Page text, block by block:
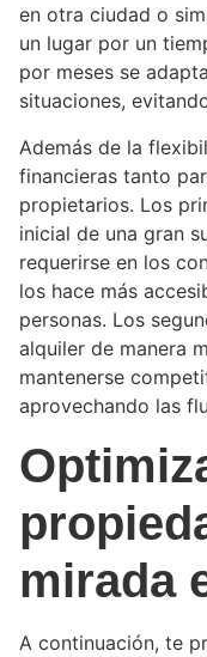
en otra ciudad o
un lugar por un
por meses se
situaciones,
Además de la
financieras tanto
propietarios. Los
inicial de una gran
requerirse en los
los hace más
personas. Los
alquiler de manera
mantenerse
aprovechando las
mirada
A continuación, te